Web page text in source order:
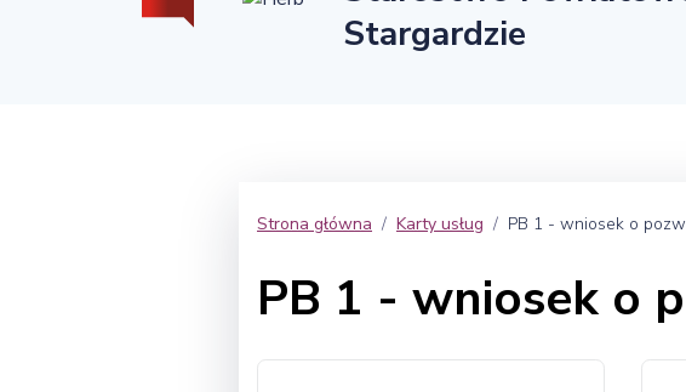
Stargardzie
Strona główna Karty usług PB 1 - wniosek o
PB 1 - wniosek o